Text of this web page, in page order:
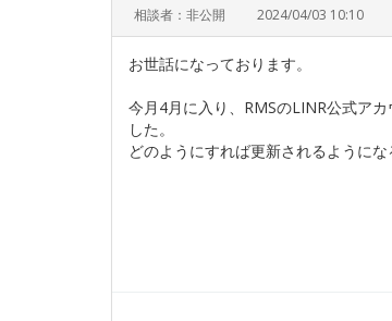
相談者：非公開 2024/04/03 10:10
お世話になっております。
今月4月に入り、RMSのLINR公式ア
した。
どのようにすれば更新されるように